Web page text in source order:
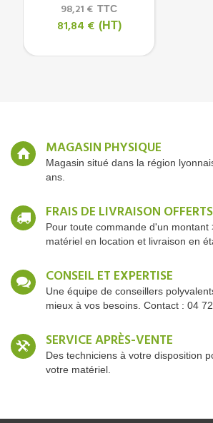
98,21 € TTC
81,84 € (HT)
MAGASIN PHYSIQUE
Magasin situé dans la région
ans.
FRAIS DE LIVRAISON OFFERTS
Pour toute commande d'un montant
matériel en location et livraison en
CONSEIL ET EXPERTISE
Une équipe de conseillers
mieux à vos besoins. Contact : 04
SERVICE APRÈS-VENTE
Des techniciens à votre disposition
votre matériel.